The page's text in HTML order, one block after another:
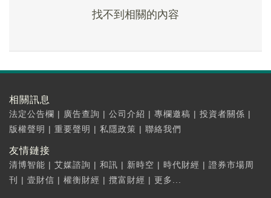
找不到相關的內容
相關訊息
法定公告欄 | 廣告查詢 | 公司介紹 | 專欄邀稿 | 投資者關係 |
版權聲明 | 重要聲明 | 私隱政策 | 聯絡我們
友情鏈接
清博智能 | 艾媒諮詢 | 和訊 | 新時空 | 時代財經 | 證券市場周
刊
| 壹財信 | 權衡財經 | 攬富財經 | 更多...